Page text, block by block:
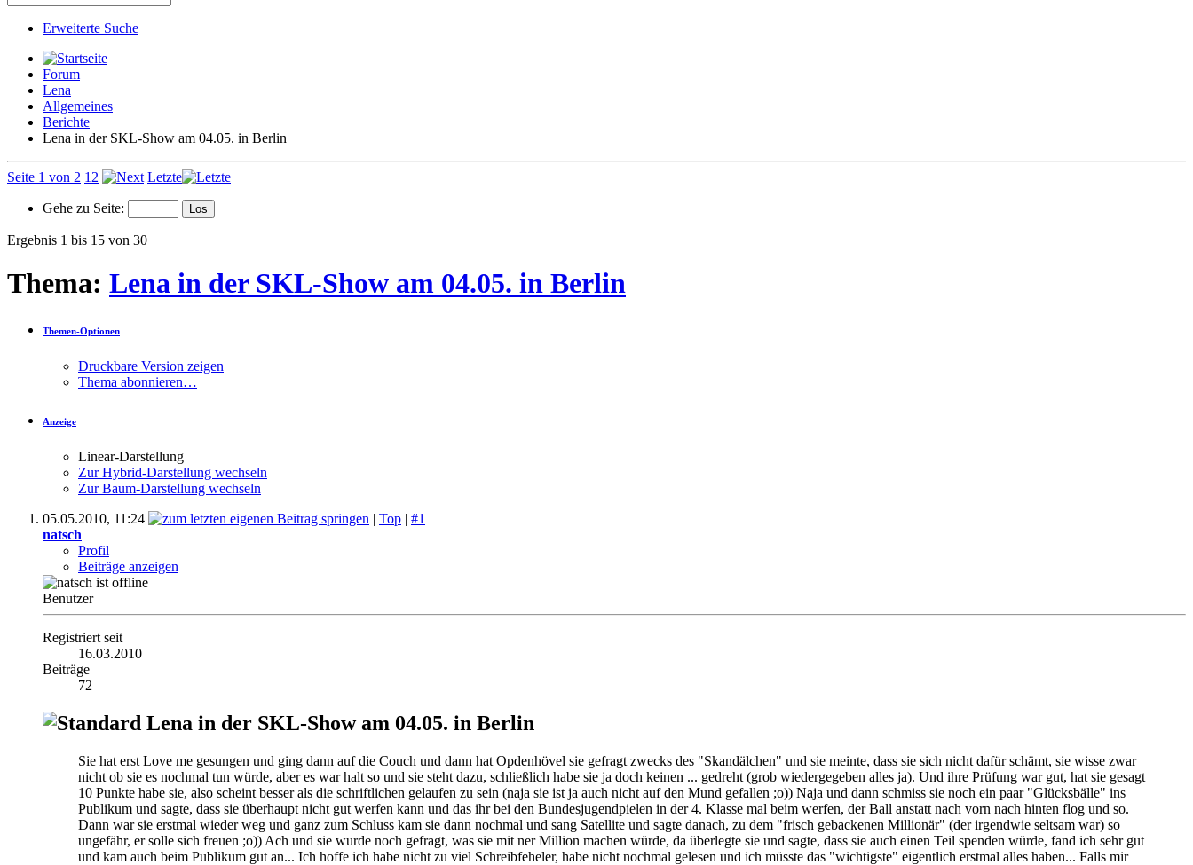
Erweiterte Suche
Forum
Lena
Allgemeines
Berichte
Lena in der SKL-Show am 04.05. in Berlin
Seite 1 von 2 1 2 Letzte
Gehe zu Seite:
Ergebnis 1 bis 15 von 30
Thema: Lena in der SKL-Show am 04.05. in Berlin
Themen-Optionen
Druckbare Version zeigen
Thema abonnieren…
Anzeige
Linear-Darstellung
Zur Hybrid-Darstellung wechseln
Zur Baum-Darstellung wechseln
05.05.2010, 11:24 | Top | #1
natsch
Profil
Beiträge anzeigen
Benutzer
Registriert seit
16.03.2010
Beiträge
72
Lena in der SKL-Show am 04.05. in Berlin
Sie hat erst Love me gesungen und ging dann auf die Couch und dann hat Opdenhövel sie gefragt zwecks des "Skandälchen" und sie meinte, dass sie sich nicht dafür schämt, sie wisse zwar
nicht ob sie es nochmal tun würde, aber es war halt so und sie steht dazu, schließlich habe sie ja doch keinen ... gedreht (grob wiedergegeben alles ja). Und ihre Prüfung war gut, hat sie gesagt
10 Punkte habe sie, also scheint besser als die schriftlichen gelaufen zu sein (naja sie ist ja auch nicht auf den Mund gefallen ;o)) Naja und dann schmiss sie noch ein paar "Glücksbälle" ins
Publikum und sagte, dass sie überhaupt nicht gut werfen kann und das ihr bei den Bundesjugendpielen in der 4. Klasse mal beim werfen, der Ball anstatt nach vorn nach hinten flog und so.
Dann war sie erstmal wieder weg und ganz zum Schluss kam sie dann nochmal und sang Satellite und sagte danach, zu dem "frisch gebackenen Millionär" (der irgendwie seltsam war) so
ungefähr, er solle sich freuen ;o)) Ach und sie wurde noch gefragt, was sie mit ner Million machen würde, da überlegte sie und sagte, dass sie auch einen Teil spenden würde, fand ich sehr gut
und kam auch beim Publikum gut an... Ich hoffe ich habe nicht zu viel Schreibfeheler, habe nicht nochmal gelesen und ich müsste das "wichtigste" eigentlich erstmal alles haben... Falls mir